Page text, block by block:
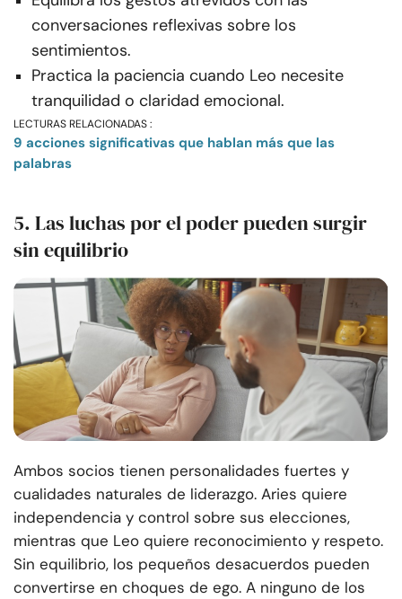
conversaciones reflexivas sobre los
sentimientos.
Practica la paciencia cuando Leo necesite
tranquilidad o claridad emocional.
LECTURAS RELACIONADAS :
9 acciones significativas que hablan más que las
palabras
5. Las luchas por el poder pueden surgir
sin equilibrio
Ambos socios tienen personalidades fuertes y
cualidades naturales de liderazgo. Aries quiere
independencia y control sobre sus elecciones,
mientras que Leo quiere reconocimiento y respeto.
Sin equilibrio, los pequeños desacuerdos pueden
convertirse en choques de ego. A ninguno de los